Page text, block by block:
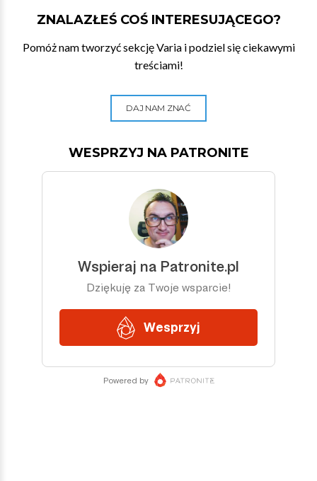
ZNALAZŁEŚ COŚ INTERESUJĄCEGO?
Pomóż nam tworzyć sekcję Varia i podziel się ciekawymi
treściami!
DAJ NAM ZNAĆ
WESPRZYJ NA PATRONITE